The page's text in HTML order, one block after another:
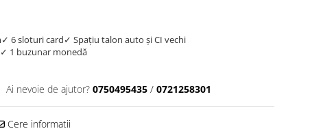
✓ 6 sloturi card✓ Spațiu talon auto și CI vechi
✓ 1 buzunar monedă
Ai nevoie de ajutor? 0750495435 / 0721258301
Cere informatii